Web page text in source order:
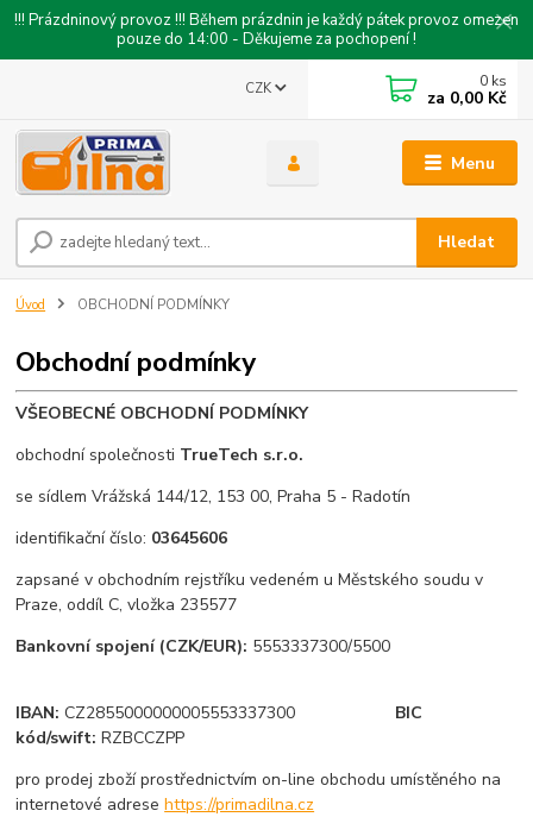
!!! Prázdninový provoz !!! Během prázdnin je každý pátek provoz omezen
pouze do 14:00 - Děkujeme za pochopení !
Menu
CZK
Hledat
0 ks
za 0,00 Kč
Úvod OBCHODNÍ PODMÍNKY
Obchodní podmínky
VŠEOBECNÉ OBCHODNÍ PODMÍNKY
obchodní společnosti TrueTech s.r.o.
se sídlem Vrážská 144/12, 153 00, Praha 5 - Radotín
identifikační číslo: 03645606
zapsané v obchodním rejstříku vedeném u Městského soudu v
Praze, oddíl C, vložka 235577
Bankovní spojení (CZK/EUR): 5553337300/5500
IBAN:CZ2855000000005553337300 BIC
kód/swift:RZBCCZPP
pro prodej zboží prostřednictvím on-line obchodu umístěného na
internetové adresehttps://primadilna.cz